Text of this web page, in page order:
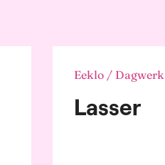
Eeklo / Dagwerk
Lasser